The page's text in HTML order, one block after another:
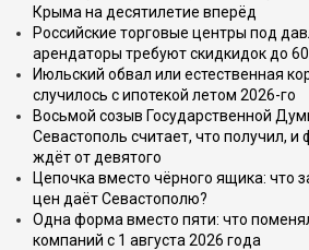
Крыма на десятилетие вперёд
Российские торговые центры под
арендаторы требуют скидкидок до
Июльский обвал или естественная
случилось с ипотекой летом 2026-го
Восьмой созыв Государственной
Севастополь считает, что получил, и
ждёт от девятого
Цепочка вместо чёрного ящика: что
цен даёт Севастополю?
Одна форма вместо пяти: что
компаний с 1 августа 2026 года